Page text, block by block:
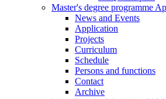
Master's degree programme
News and Events
Application
Projects
Curriculum
Schedule
Persons and functions
Contact
Archive